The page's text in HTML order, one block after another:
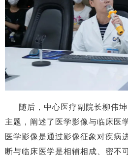
随后，中心医疗副院长柳伟
主题，阐述了医学影像与临床医
医学影像是通过影像征象对疾病
断与临床医学是相辅相成、密不